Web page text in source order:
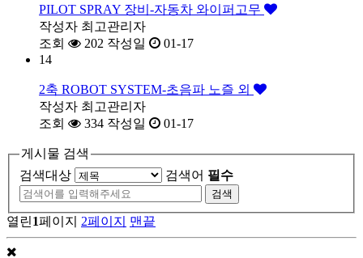
PILOT SPRAY 장비-자동차 와이퍼고무
작성자 최고관리자
조회
202 작성일
01-17
14
2축 ROBOT SYSTEM-초음파 노즐 외
작성자 최고관리자
조회
334 작성일 01-17
게시물 검색
검색대상
검색어 필수
열린1페이지 2페이지 맨끝